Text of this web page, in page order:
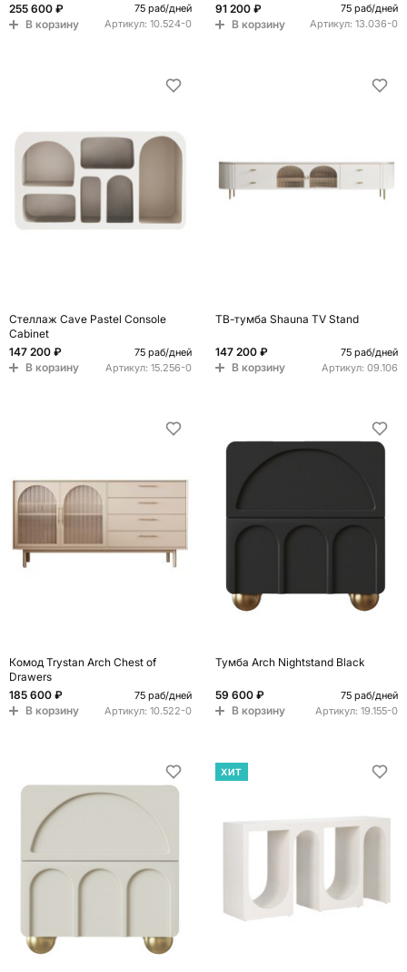
255 600 ₽
75 раб/дней
В корзину Артикул: 10.524-0
91 200 ₽
75 раб/дней
В корзину Артикул: 13.036-0
Стеллаж Cave Pastel Console
Cabinet
147 200 ₽
75 раб/дней
В корзину Артикул: 15.256-0
ТВ-тумба Shauna TV Stand
147 200 ₽ 75 раб/дней
В корзину Артикул: 09.106
Комод Trystan Arch Chest of
Drawers
185 600 ₽
75 раб/дней
В корзину Артикул: 10.522-0
Тумба Arch Nightstand Black
59 600 ₽ 75 раб/дней
В корзину Артикул: 19.155-0
ХИТ